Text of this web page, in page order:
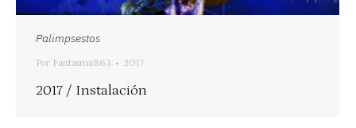
Palimpsestos
Por Fantasma863 2017
2017 / Instalación